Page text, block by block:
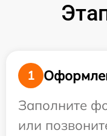
1
Заполните
или